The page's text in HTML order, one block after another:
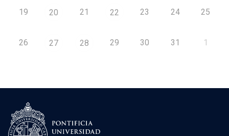
19 20 21 22 23 24 25
26 27 28 29 30 31 1